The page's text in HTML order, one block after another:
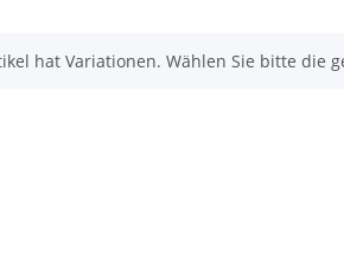
hat Variationen. Wählen Sie bitte die